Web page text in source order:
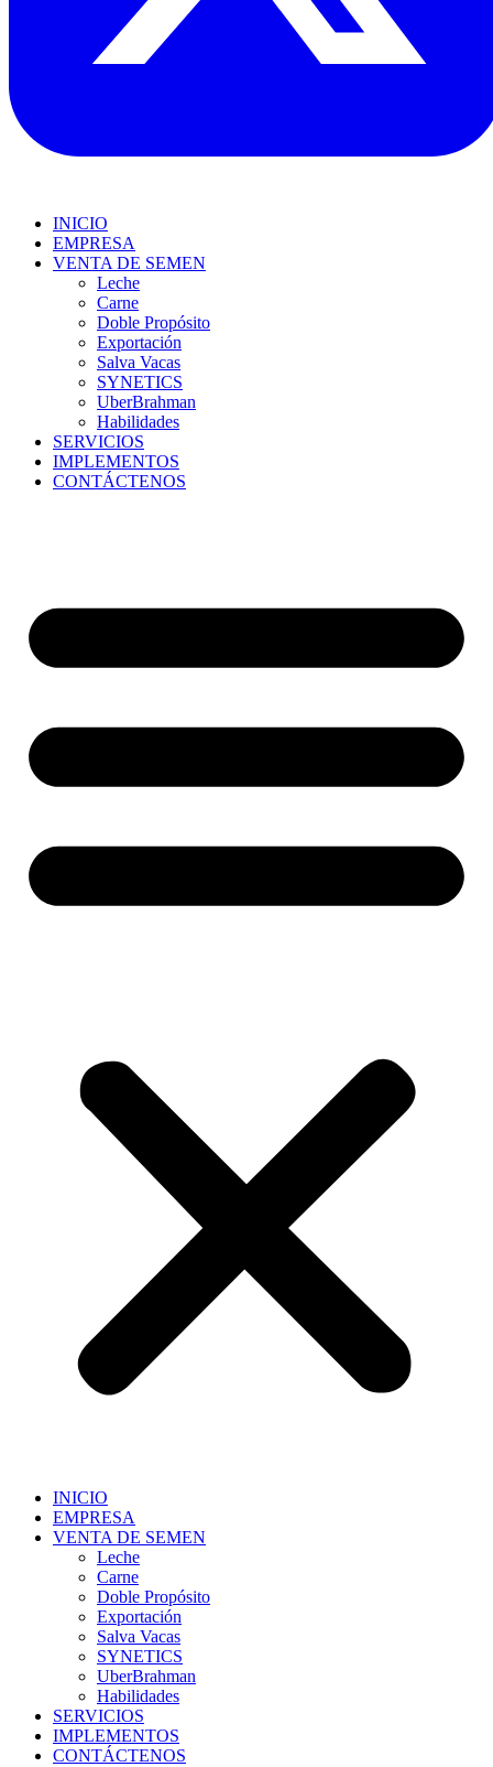
INICIO
EMPRESA
VENTA DE SEMEN
Leche
Carne
Doble Propósito
Exportación
Salva Vacas
SYNETICS
UberBrahman
Habilidades
SERVICIOS
IMPLEMENTOS
CONTÁCTENOS
INICIO
EMPRESA
VENTA DE SEMEN
Leche
Carne
Doble Propósito
Exportación
Salva Vacas
SYNETICS
UberBrahman
Habilidades
SERVICIOS
IMPLEMENTOS
CONTÁCTENOS